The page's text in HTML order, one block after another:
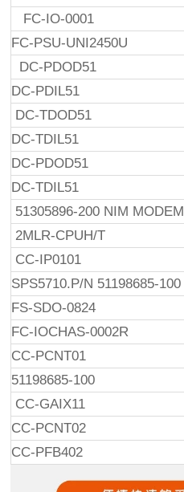
FC-IO-0001
FC-PSU-UNI2450U
DC-PDOD51
DC-PDIL51
DC-TDOD51
DC-TDIL51
DC-PDOD51
DC-TDIL51
51305896-200 NIM MODEM
2MLR-CPUH/T
CC-IP0101
SPS5710.P/N 51198685-100
FS-SDO-0824
FC-IOCHAS-0002R
CC-PCNT01
51198685-100
CC-GAIX11
CC-PCNT02
CC-PFB402